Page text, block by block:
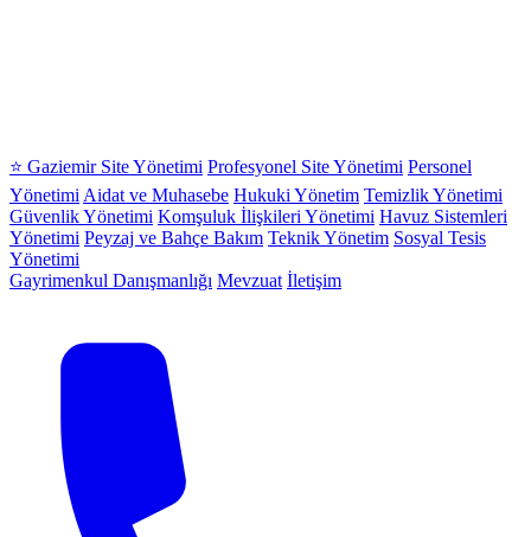
⭐ Gaziemir Site Yönetimi Profesyonel Site Yönetimi Personel
Yönetimi Aidat ve Muhasebe Hukuki Yönetim Temizlik Yönetimi
Güvenlik Yönetimi Komşuluk İlişkileri Yönetimi Havuz Sistemleri
Yönetimi Peyzaj ve Bahçe Bakım Teknik Yönetim Sosyal Tesis
Yönetimi
Gayrimenkul Danışmanlığı Mevzuat İletişim